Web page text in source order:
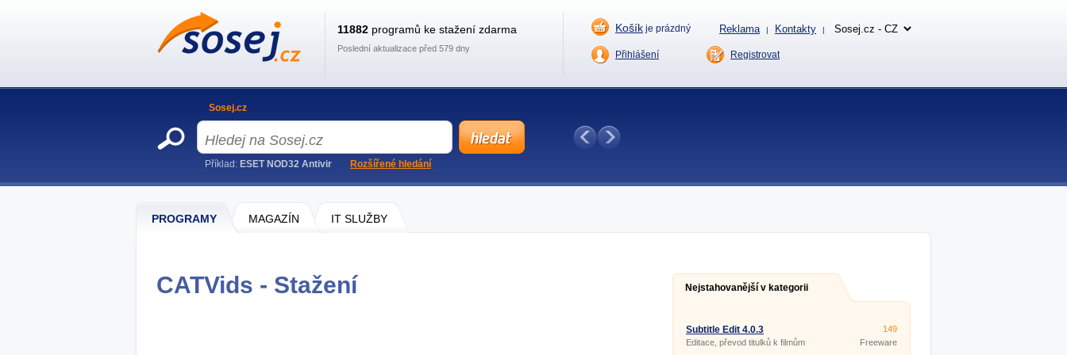
PROGRAMY MAGAZÍN IT SLUŽBY
CATVids - Stažení Nejstahovanější v kategorii
Subtitle Edit 4.0.3
Editace, převod titulků k filmům
149
Freeware
11882 programů ke stažení zdarma
Poslední aktualizace před 579 dny
Košík je prázdný Reklama | Kontakty |
Přihlášení Registrovat
Sosej.cz
Příklad: ESET NOD32 Antivir Rozšířené hledání